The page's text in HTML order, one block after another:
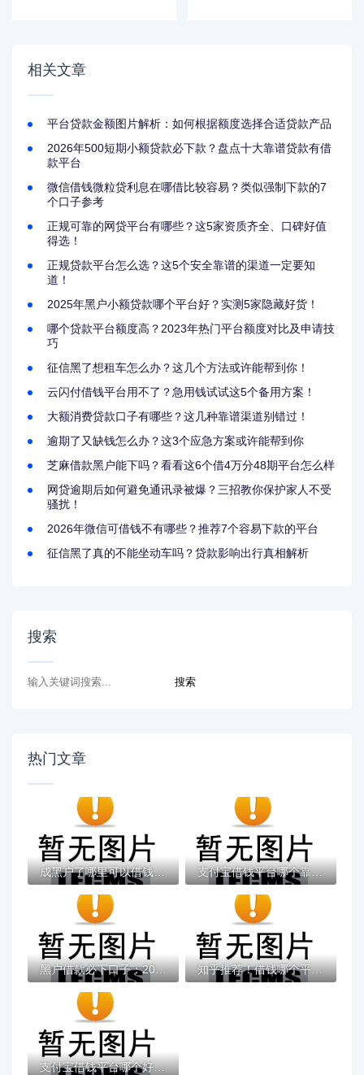
相关文章
平台贷款金额图片解析：如何根据额度选择合适贷款产品
2026年500短期小额贷款必下款？盘点十大靠谱贷款有借
款平台
微信借钱微粒贷利息在哪借比较容易？类似强制下款的7
个口子参考
正规可靠的网贷平台有哪些？这5家资质齐全、口碑好值
得选！
正规贷款平台怎么选？这5个安全靠谱的渠道一定要知
道！
2025年黑户小额贷款哪个平台好？实测5家隐藏好货！
哪个贷款平台额度高？2023年热门平台额度对比及申请技
巧
征信黑了想租车怎么办？这几个方法或许能帮到你！
云闪付借钱平台用不了？急用钱试试这5个备用方案！
大额消费贷款口子有哪些？这几种靠谱渠道别错过！
逾期了又缺钱怎么办？这3个应急方案或许能帮到你
芝麻借款黑户能下吗？看看这6个借4万分48期平台怎么样
网贷逾期后如何避免通讯录被爆？三招教你保护家人不受
骚扰！
2026年微信可借钱不有哪些？推荐7个容易下款的平台
征信黑了真的不能坐动车吗？贷款影响出行真相解析
搜索
热门文章
成黑户了哪里可以借钱急用啊，2025五大专属... 支付宝借钱平台哪个靠谱？实测这5款低息灵活...
黑户借款必下口子：2025推荐5个通过率100%的... 知乎推荐！借钱哪个平台靠谱？这5个低息正规...
支付宝借钱平台哪个好？实测推荐这3个靠谱低...